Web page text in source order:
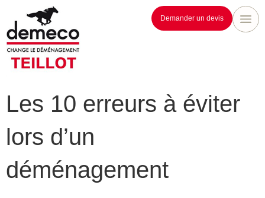
Demander un devis
Les 10 erreurs à éviter
lors d’un
déménagement